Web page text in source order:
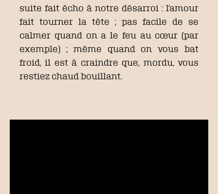
suite fait écho à notre désarroi : l’amour
fait tourner la tête ; pas facile de se
calmer quand on a le feu au cœur (par
exemple) ; même quand on vous bat
froid, il est à craindre que, mordu, vous
restiez chaud bouillant.